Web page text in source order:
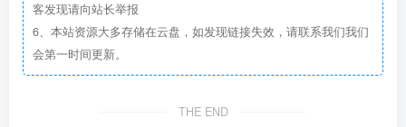
客发现请向站长举报
6、本站资源大多存储在云盘，如发现链接失效，请联系我们我们
会第一时间更新。
THE END